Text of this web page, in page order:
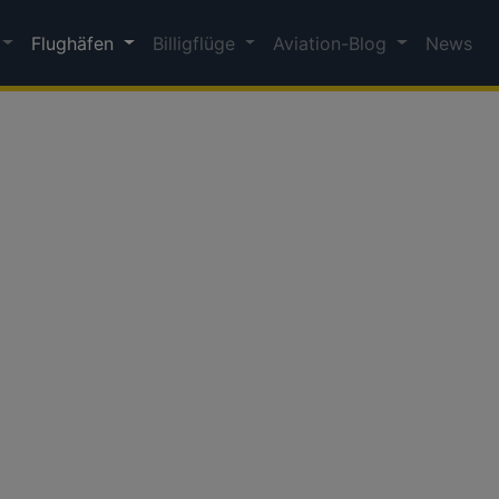
Flughäfen Billigflüge Aviation-Blog News